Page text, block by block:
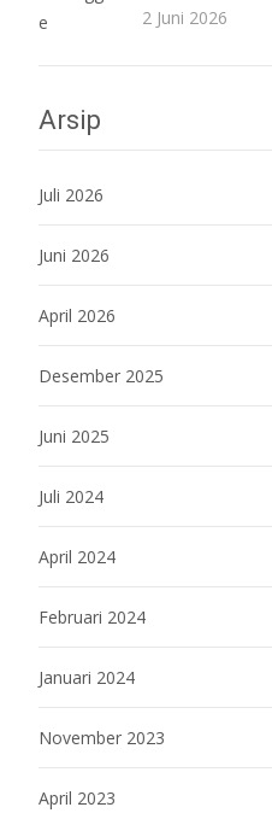
2 Juni 2026
Arsip
Juli 2026
Juni 2026
April 2026
Desember 2025
Juni 2025
Juli 2024
April 2024
Februari 2024
Januari 2024
November 2023
April 2023